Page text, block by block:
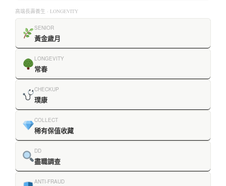
高端長壽養生 · LONGEVITY
SENIOR
黃金歲月
LONGEVITY
常春
CHECKUP
璞康
COLLECT
稀有保值收藏
DD
盡職調查
ANTI-FRAUD